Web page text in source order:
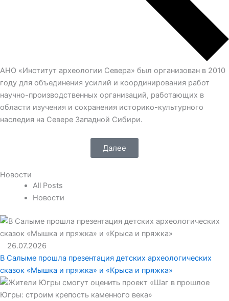
АНО «Институт археологии Севера» был организован в 2010
году для объединения усилий и координирования работ
научно-производственных организаций, работающих в
области изучения и сохранения историко-культурного
наследия на Севере Западной Сибири.
Далее
Новости
All Posts
Новости
26.07.2026
В Салыме прошла презентация детских археологических
сказок «Мышка и пряжка» и «Крыса и пряжка»